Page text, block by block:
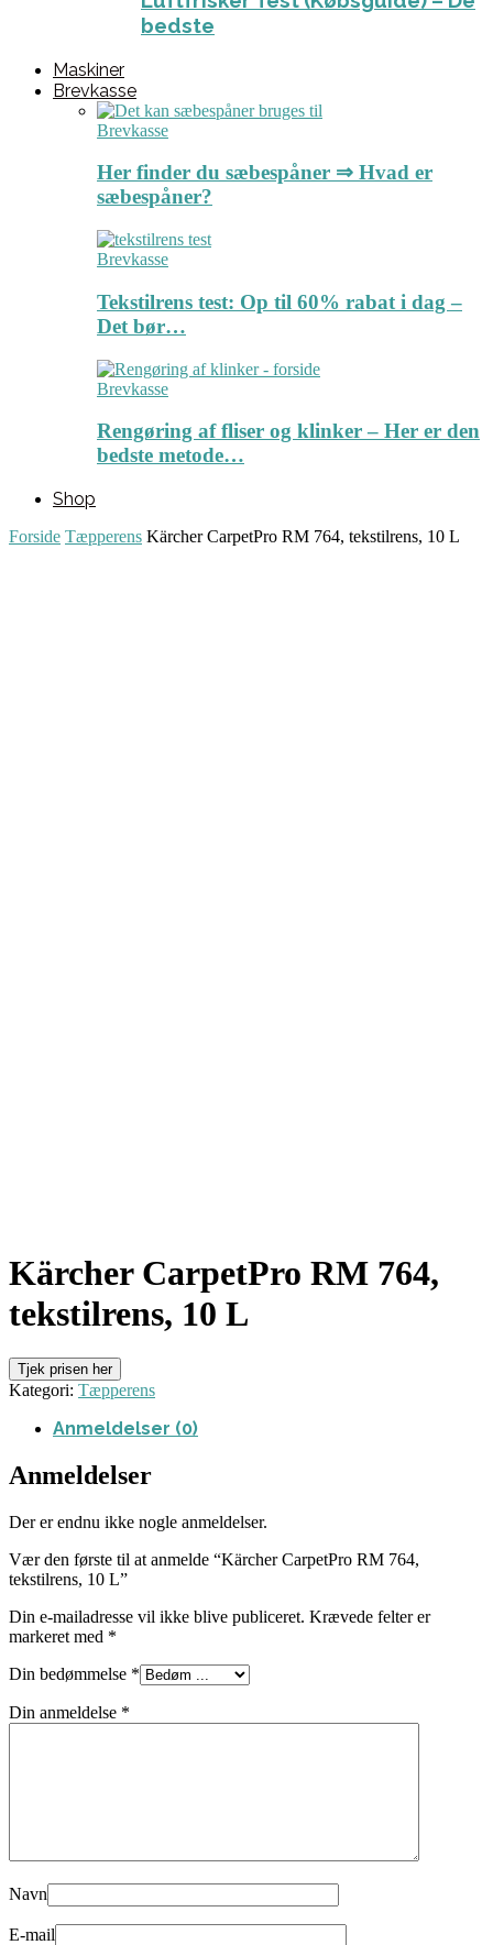
bedste
Maskiner
Brevkasse
Brevkasse
Her finder du sæbespåner ⇒ Hvad er
sæbespåner?
Brevkasse
Tekstilrens test: Op til 60% rabat i dag –
Det bør…
Brevkasse
Rengøring af fliser og klinker – Her er den
bedste metode…
Shop
Forside Tæpperens Kärcher CarpetPro RM 764, tekstilrens, 10 L
Kärcher CarpetPro RM 764,
tekstilrens, 10 L
Tjek prisen her
Kategori: Tæpperens
Anmeldelser (0)
Anmeldelser
Der er endnu ikke nogle anmeldelser.
Vær den første til at anmelde “Kärcher CarpetPro RM 764,
tekstilrens, 10 L”
Din e-mailadresse vil ikke blive publiceret. Krævede felter er
markeret med *
Din bedømmelse *
Din anmeldelse *
Navn
E-mail